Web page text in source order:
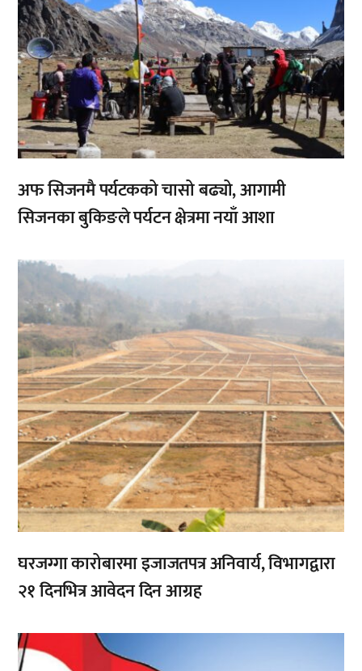
अफ सिजनमै पर्यटकको चासो बढ्यो, आगामी
सिजनका बुकिङले पर्यटन क्षेत्रमा नयाँ आशा
,
घरजग्गा कारोबारमा इजाजतपत्र अनिवार्य, विभागद्वारा
२१ दिनभित्र आवेदन दिन आग्रह
,